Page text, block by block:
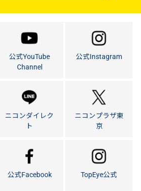
公式YouTube
Channel
公式Instagram
ニコンダイレク
ト
ニコンプラザ東
京
公式Facebook TopEye公式